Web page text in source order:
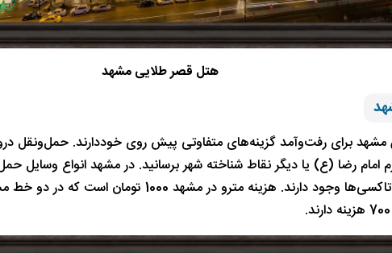
هتل قصر طلایی مشهد
برای رفت‌وآمد گزینه‌های متفاوتی پیش روی خوددارند. حمل‌ونقل
امام رضا (ع) یا دیگر نقاط شناخته شهر برسانید. در مشهد انواع
شهری، اتوبوس‌های تندرو و تاکسی‌ها وجود دارند.